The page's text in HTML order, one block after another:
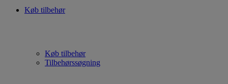
Køb tilbehør
Køb tilbehør
Tilbehørssøgning